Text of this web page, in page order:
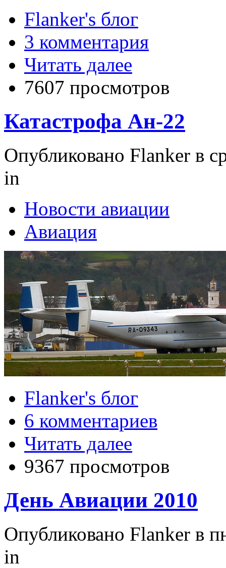
Flanker's блог
3 комментария
Читать далее
7607 просмотров
Катастрофа Ан-22
Опубликовано Flanker в
in
Новости авиации
Авиация
Flanker's блог
6 комментариев
Читать далее
9367 просмотров
День Авиации 2010
Опубликовано Flanker в
in